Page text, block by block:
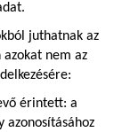
juthatnak az
nem az
érintett: a
azonosításához